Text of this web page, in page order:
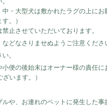
・大型犬は敷かれたラグの上にお
。）
止させていただいております。
どなさりませぬようご注意くださ
。
便の後始末はオーナー様の責任に
います。）
や、お連れのペットに発生した事